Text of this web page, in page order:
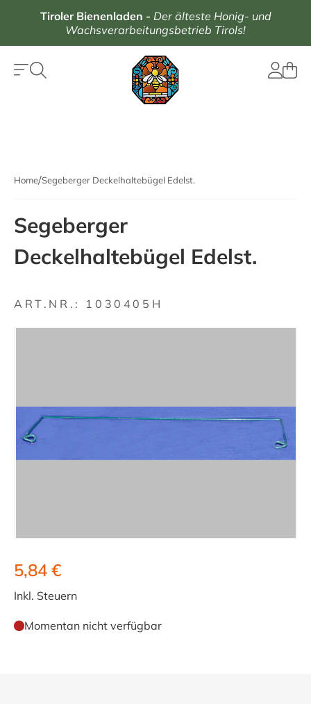
Tiroler Bienenladen - Der älteste Honig- und
Wachsverarbeitungsbetrieb Tirols!
Home Segeberger Deckelhaltebügel Edelst.
Segeberger
Deckelhaltebügel Edelst.
ART.NR.: 1030405H
5,84 €
Inkl. Steuern
Momentan nicht verfügbar